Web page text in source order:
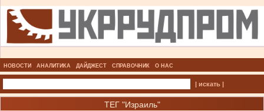
НОВОСТИ АНАЛИТИКА ДАЙДЖЕСТ СПРАВОЧНИК О НАС
| искать |
ТЕГ "Израиль"